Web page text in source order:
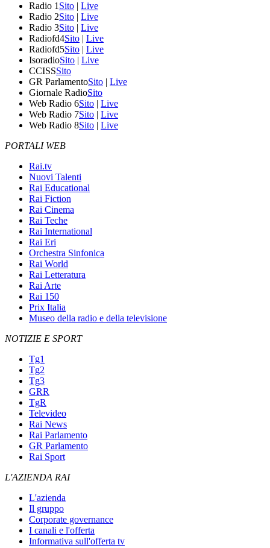
Radio 1 Sito | Live
Radio 2Sito | Live
Radio 3Sito | Live
Radiofd4Sito | Live
Radiofd5Sito | Live
IsoradioSito | Live
CCISSSito
GR ParlamentoSito | Live
Giornale RadioSito
Web Radio 6Sito | Live
Web Radio 7Sito | Live
Web Radio 8Sito | Live
PORTALI WEB
Rai.tv
Nuovi Talenti
Rai Educational
Rai Fiction
Rai Cinema
Rai Teche
Rai International
Rai Eri
Orchestra Sinfonica
Rai World
Rai Letteratura
Rai Arte
Rai 150
Prix Italia
Museo della radio e della televisione
NOTIZIE E SPORT
Tg1
Tg2
Tg3
GRR
TgR
Televideo
Rai News
Rai Parlamento
GR Parlamento
Rai Sport
L'AZIENDA RAI
L'azienda
Il gruppo
Corporate governance
I canali e l'offerta
Informativa sull'offerta tv